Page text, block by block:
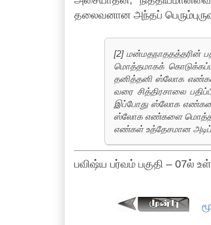
தலைவனான அந்தப்
[2] மன்மதநாததத்தரின்
மொத்தமாகக்
தனித்தனி ஸ்லோக
வரை சித்திரசாலை
இப்போது ஸ்லோக
ஸ்லோக எண்களை
எண்கள் உத்தேசமான
பவிஷ்ய பர்வம் பகுதி – 07ல்